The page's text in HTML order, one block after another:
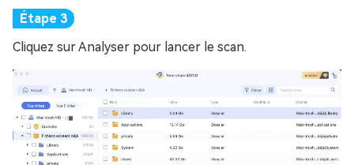
Cliquez sur Analyser pour lancer le scan.